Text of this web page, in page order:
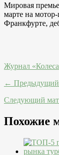
Мировая
марте на
Франкфурте,
Журнал
← Предыдущий
Следующий
Похожие